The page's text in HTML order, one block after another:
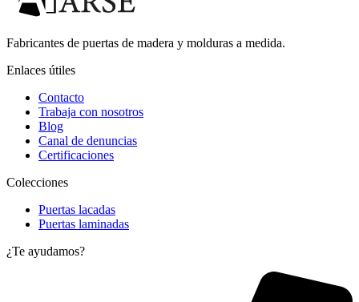
Fabricantes de puertas de madera y molduras a medida.
Enlaces útiles
Contacto
Trabaja con nosotros
Blog
Canal de denuncias
Certificaciones
Colecciones
Puertas lacadas
Puertas laminadas
¿Te ayudamos?